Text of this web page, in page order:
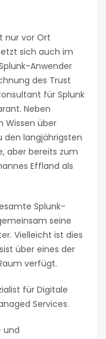
nur vor Ort
sich auch im
Anwender
des Trust
für Splunk
Neben
Wissen über
den langjährigsten
aber bereits zum
Effland als
Splunk-
seine
Vielleicht ist dies
über eines der
verfügt.
für Digitale
Services.
und